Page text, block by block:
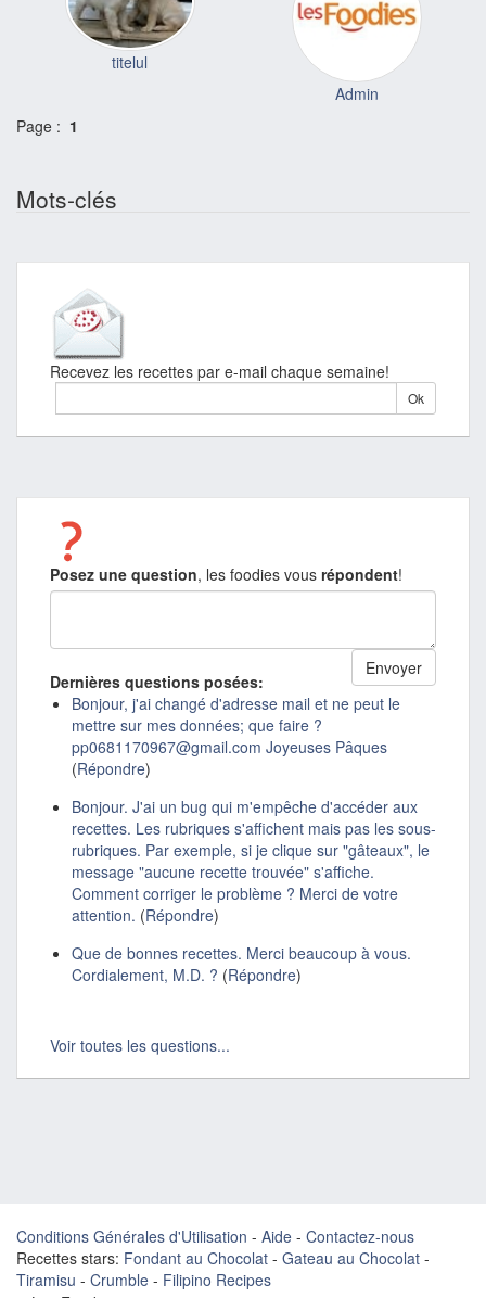
titelul
Admin
Page : 1
Mots-clés
Recevez les recettes par e-mail chaque semaine!
Posez une question, les foodies vous répondent!
Dernières questions posées:
Bonjour, j'ai changé d'adresse mail et ne peut le
mettre sur mes données; que faire ?
pp0681170967@gmail.com Joyeuses Pâques
(Répondre)
Bonjour. J'ai un bug qui m'empêche d'accéder aux
recettes. Les rubriques s'affichent mais pas les sous-
rubriques. Par exemple, si je clique sur "gâteaux", le
message "aucune recette trouvée" s'affiche.
Comment corriger le problème ? Merci de votre
attention. (Répondre)
Que de bonnes recettes. Merci beaucoup à vous.
Cordialement, M.D. ? (Répondre)
Voir toutes les questions...
Conditions Générales d'Utilisation - Aide - Contactez-nous
Recettes stars: Fondant au Chocolat - Gateau au Chocolat -
Tiramisu - Crumble - Filipino Recipes